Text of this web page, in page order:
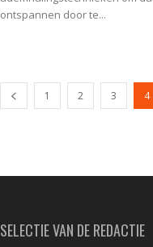
ontspannen door te...
1 2 3 4
SELECTIE VAN DE REDACTIE